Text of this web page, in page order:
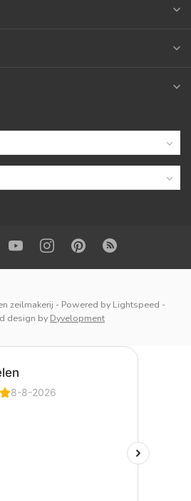
zeilmakerij - Powered by Lightspeed -
design by Dyvelopment